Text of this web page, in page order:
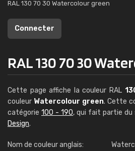
RAL 130 70 30 Watercolour green
Connecter
RAL 130 70 30
Cette page affiche la couleur RAL
couleur Watercolour green. Cette
catégorie 100 - 190, qui fait partie du
Design.
Nom de couleur anglais: